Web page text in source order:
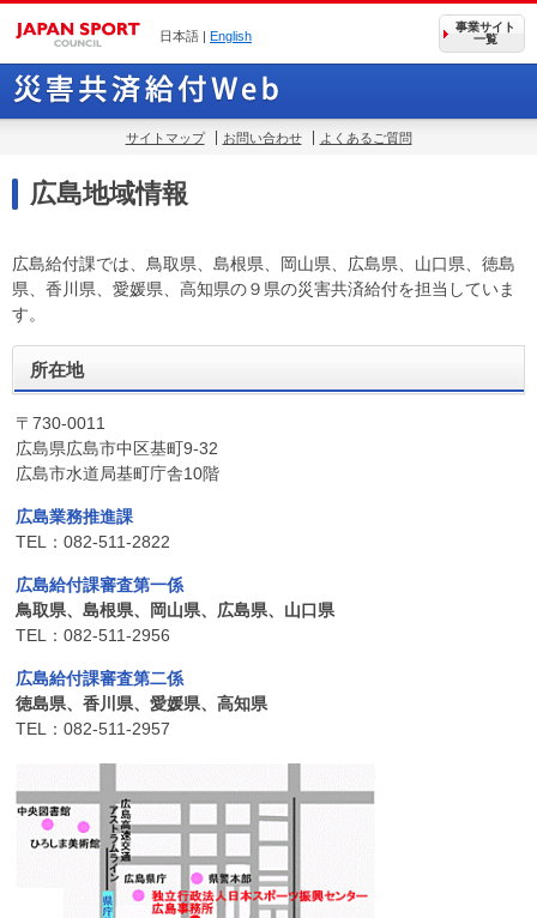
日本語 | English
事業サイト
一覧
サイトマップ お問い合わせ よくあるご質問
広島地域情報
広島給付課では、鳥取県、島根県、岡山県、広島県、山口県、徳島
県、香川県、愛媛県、高知県の９県の災害共済給付を担当していま
す。
所在地
〒730-0011
広島県広島市中区基町9-32
広島市水道局基町庁舎10階
広島業務推進課
TEL：082-511-2822
広島給付課審査第一係
鳥取県、島根県、岡山県、広島県、山口県
TEL：082-511-2956
広島給付課審査第二係
徳島県、香川県、愛媛県、高知県
TEL：082-511-2957